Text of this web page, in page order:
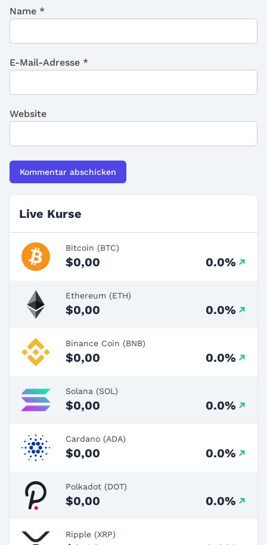
Name *
E-Mail-Adresse *
Website
Live Kurse
Bitcoin (BTC)
$0,00 0.0%
Ethereum (ETH)
$0,00 0.0%
Binance Coin (BNB)
$0,00 0.0%
Solana (SOL)
$0,00 0.0%
Cardano (ADA)
$0,00 0.0%
Polkadot (DOT)
$0,00 0.0%
Ripple (XRP)